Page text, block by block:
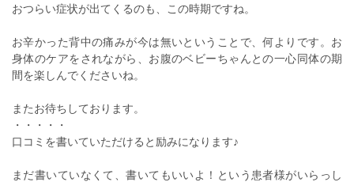
おつらい症状が出てくるのも、この時期ですね。
お辛かった背中の痛みが今は無いということで、何よりです。お
身体のケアをされながら、お腹のベビーちゃんとの一心同体の期
間を楽しんでくださいね。
またお待ちしております。
・・・・・
口コミを書いていただけると励みになります♪
まだ書いていなくて、書いてもいいよ！という患者様がいらっし